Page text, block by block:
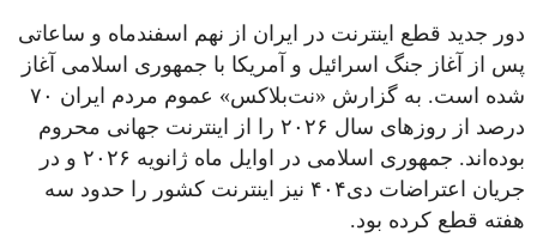
دور جدید قطع اینترنت در ایران از نهم اسفندماه و ساعاتی
پس از آغاز جنگ اسرائیل و آمریکا با جمهوری اسلامی آغاز
شده است. به گزارش «نت‌بلاکس» عموم مردم ایران ۷۰
درصد از روزهای سال ۲۰۲۶ را از اینترنت جهانی محروم
بوده‌اند. جمهوری اسلامی در اوایل ماه ژانویه ۲۰۲۶ و در
جریان اعتراضات دی۴۰۴ نیز اینترنت کشور را حدود سه
هفته قطع کرده بود.